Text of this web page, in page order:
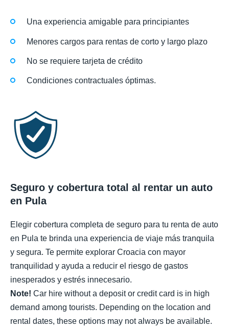
Una experiencia amigable para principiantes
Menores cargos para rentas de corto y largo plazo
No se requiere tarjeta de crédito
Condiciones contractuales óptimas.
Seguro y cobertura total al rentar un auto
en Pula
Elegir cobertura completa de seguro para tu renta de auto
en Pula te brinda una experiencia de viaje más tranquila
y segura. Te permite explorar Croacia con mayor
tranquilidad y ayuda a reducir el riesgo de gastos
inesperados y estrés innecesario.
Note! Car hire without a deposit or credit card is in high
demand among tourists. Depending on the location and
rental dates, these options may not always be available.